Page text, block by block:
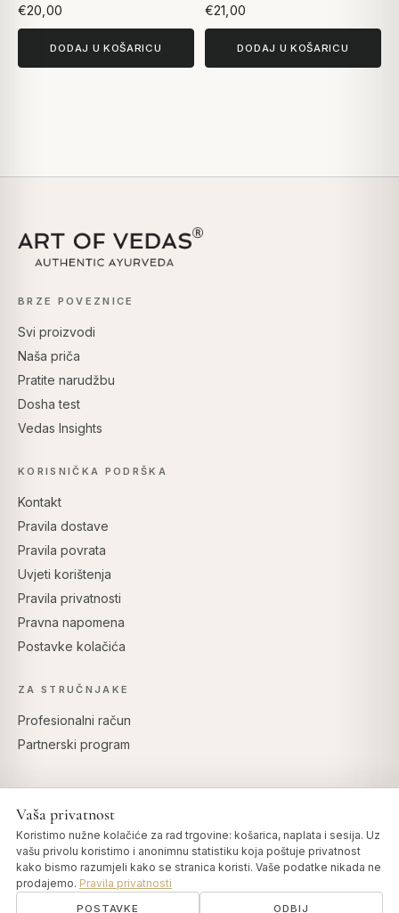
€20,00
DODAJ U KOŠARICU
€21,00
DODAJ U KOŠARICU
BRZE POVEZNICE
Svi proizvodi
Naša priča
Pratite narudžbu
Dosha test
Vedas Insights
KORISNIČKA PODRŠKA
Kontakt
Pravila dostave
Pravila povrata
Uvjeti korištenja
Pravila privatnosti
Pravna napomena
Postavke kolačića
ZA STRUČNJAKE
Profesionalni račun
Partnerski program
Vaša privatnost
Koristimo nužne kolačiće za rad trgovine: košarica, naplata i sesija. Uz
vašu privolu koristimo i anonimnu statistiku koja poštuje privatnost
kako bismo razumjeli kako se stranica koristi. Vaše podatke nikada ne
prodajemo. Pravila privatnosti
POSTAVKE ODBIJ